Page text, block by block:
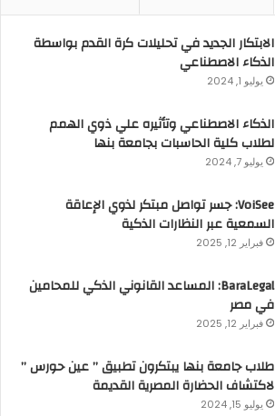
الابتكار الجديد في تحليلات كرة القدم بواسطة
الذكاء الاصطناعي
يوليو 1, 2024
الذكاء الاصطناعي وتأثيره علي ذوي الهمم
لطلاب كلية الحاسبات بجامعة بنها
يوليو 7, 2024
VoiSee: جسر تواصل مبتكر لذوي الإعاقة
السمعية عبر النظارات الذكية
فبراير 12, 2025
BaraLegal: المساعد القانوني الذكي للمحامين
في مصر
فبراير 12, 2025
طلاب جامعة بنها يبتكرون تطبيق ” عين حورس ”
لاكتشاف الحضارة المصرية القديمة
يوليو 15, 2024